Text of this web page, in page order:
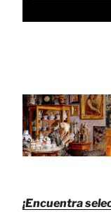
¡Encuentra